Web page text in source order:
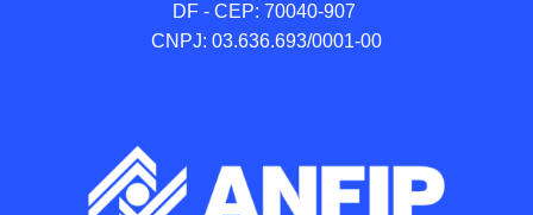
DF - CEP: 70040-907
CNPJ: 03.636.693/0001-00